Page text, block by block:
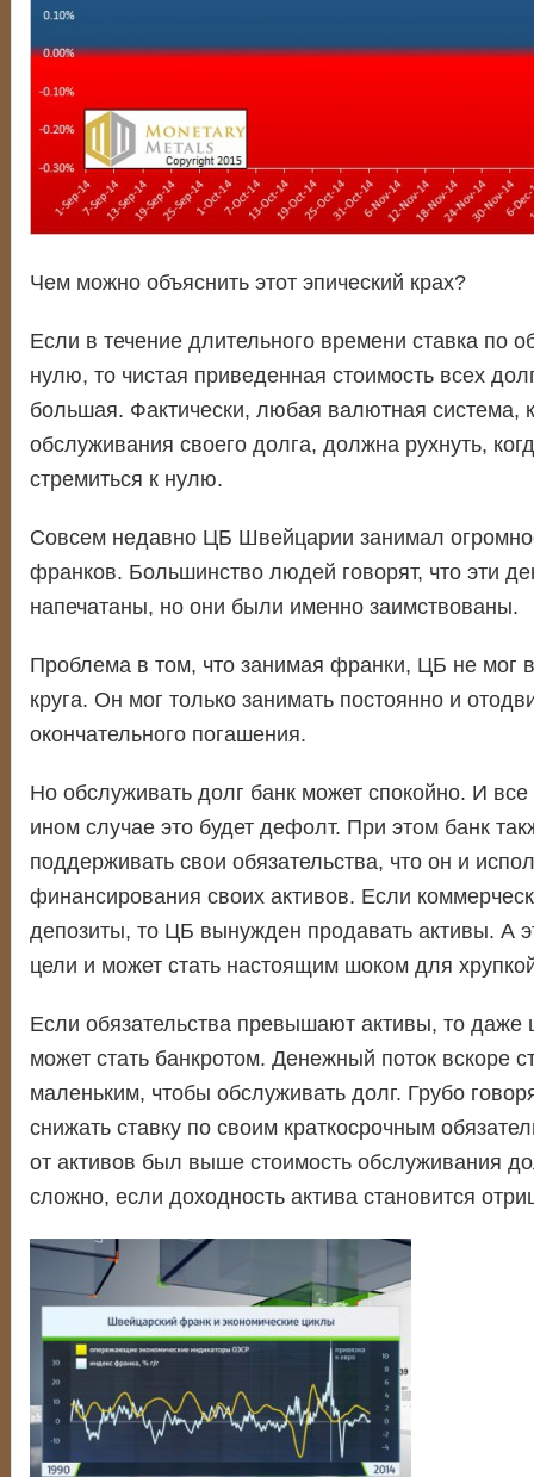
Чем можно объяснить этот эпический крах?
Если в течение длительного времени ставка по
нулю, то чистая приведенная стоимость всех
большая. Фактически, любая валютная система,
обслуживания своего долга, должна рухнуть,
стремиться к нулю.
Совсем недавно ЦБ Швейцарии занимал
франков. Большинство людей говорят, что эти
напечатаны, но они были именно заимствованы.
Проблема в том, что занимая франки, ЦБ не мог
круга. Он мог только занимать постоянно и
окончательного погашения.
Но обслуживать долг банк может спокойно. И все
ином случае это будет дефолт. При этом банк
поддерживать свои обязательства, что он и
финансирования своих активов. Если
депозиты, то ЦБ вынужден продавать активы. А
цели и может стать настоящим шоком для
Если обязательства превышают активы, то даже
может стать банкротом. Денежный поток вскоре
маленьким, чтобы обслуживать долг. Грубо
снижать ставку по своим краткосрочным
от активов был выше стоимость обслуживания
сложно, если доходность актива становится